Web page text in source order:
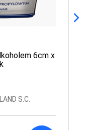
6cm x
S.C.